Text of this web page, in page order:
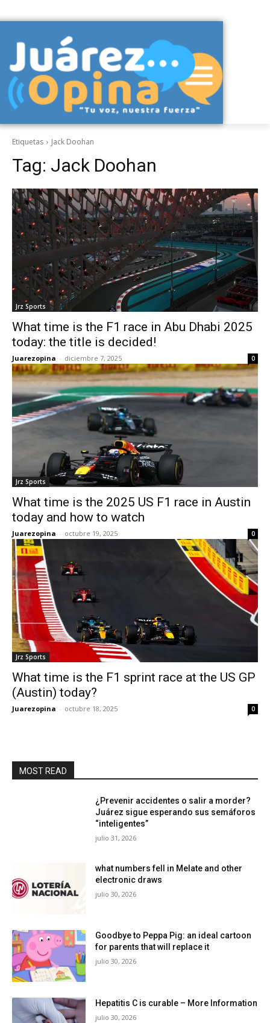
Etiquetas Jack Doohan
Tag: Jack Doohan
Jrz Sports
What time is the F1 race in Abu Dhabi 2025
today: the title is decided!
Juarezopina - diciembre 7, 2025 0
Jrz Sports
What time is the 2025 US F1 race in Austin
today and how to watch
Juarezopina - octubre 19, 2025 0
Jrz Sports
What time is the F1 sprint race at the US GP
(Austin) today?
Juarezopina - octubre 18, 2025 0
MOST READ
¿Prevenir accidentes o salir a morder?
Juárez sigue esperando sus semáforos
“inteligentes”
julio 31, 2026
what numbers fell in Melate and other
electronic draws
julio 30, 2026
Goodbye to Peppa Pig: an ideal cartoon
for parents that will replace it
julio 30, 2026
Hepatitis C is curable – More Information
julio 30, 2026